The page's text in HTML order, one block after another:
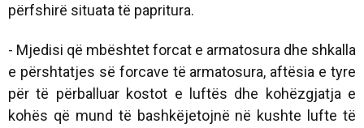
përfshirë situata të papritura.
- Mjedisi që mbështet forcat e armatosura dhe shkalla
e përshtatjes së forcave të armatosura, aftësia e tyre
për të përballuar kostot e luftës dhe kohëzgjatja e
kohës që mund të bashkëjetojnë në kushte lufte të